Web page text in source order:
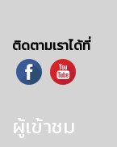
ติดตามเราได้ที่
ผู้เข้าชม